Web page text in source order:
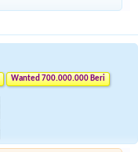
Wanted 700.000.000 Beri